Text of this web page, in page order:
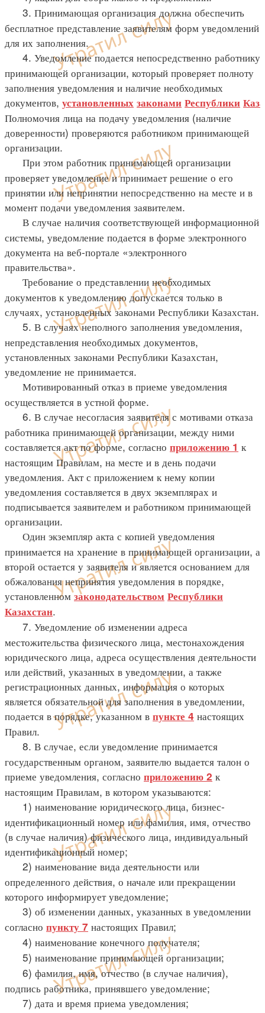
3. Принимающая организация должна обеспечить
бесплатное представление заявителям форм уведомлений
для их заполнения.
4. Уведомление подается непосредственно работнику
принимающей организации, который проверяет полноту
заполнения уведомления и наличие необходимых
документов, установленных законами Республики
Полномочия лица на подачу уведомления (наличие
доверенности) проверяются работником принимающей
организации.
При этом работник принимающей организации
проверяет уведомление и принимает решение о его
принятии или непринятии непосредственно на месте и в
момент подачи уведомления заявителем.
В случае наличия соответствующей информационной
системы, уведомление подается в форме электронного
документа на веб-портале «электронного
правительства».
Требование о представлении необходимых
документов к уведомлению допускается только в
случаях, установленных законами Республики Казахстан.
5. В случаях неполного заполнения уведомления,
непредставления необходимых документов,
установленных законами Республики Казахстан,
уведомление не принимается.
Мотивированный отказ в приеме уведомления
осуществляется в устной форме.
6. В случае несогласия заявителя с мотивами отказа
работника принимающей организации, между ними
составляется акт по форме, согласно приложению 1 к
настоящим Правилам, на месте и в день подачи
уведомления. Акт с приложением к нему копии
уведомления составляется в двух экземплярах и
подписывается заявителем и работником принимающей
организации.
Один экземпляр акта с копией уведомления
принимается на хранение в принимающей организации, а
второй остается у заявителя и является основанием для
обжалования непринятия уведомления в порядке,
установленномзаконодательством Республики
Казахстан.
7. Уведомление об изменении адреса
местожительства физического лица, местонахождения
юридического лица, адреса осуществления деятельности
или действий, указанных в уведомлении, а также
регистрационных данных, информация о которых
является обязательной для заполнения в уведомлении,
подается в порядке, указанном в пункте 4 настоящих
Правил.
8. В случае, если уведомление принимается
государственным органом, заявителю выдается талон о
приеме уведомления, согласно приложению 2 к
настоящим Правилам, в котором указываются:
1) наименование юридического лица, бизнес-
идентификационный номер или фамилия, имя, отчество
(в случае наличия) физического лица, индивидуальный
идентификационный номер;
2) наименование вида деятельности или
определенного действия, о начале или прекращении
которого информирует уведомление;
3) об изменении данных, указанных в уведомлении
согласно пункту 7 настоящих Правил;
4) наименование конечного получателя;
5) наименование принимающей организации;
6) фамилия, имя, отчество (в случае наличия),
подпись работника, принявшего уведомление;
7) дата и время приема уведомления;